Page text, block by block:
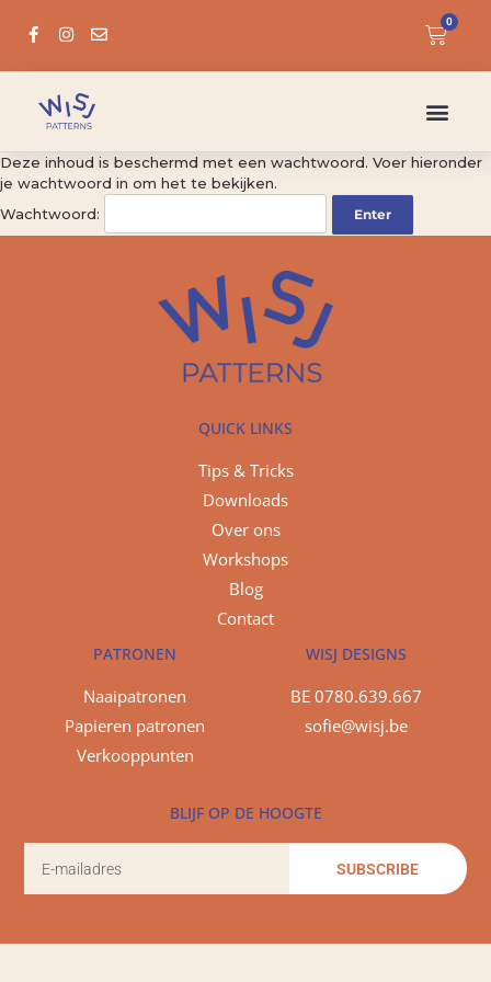
0
Deze inhoud is beschermd met een wachtwoord. Voer hieronder
je wachtwoord in om het te bekijken.
Wachtwoord:
QUICK LINKS
Tips & Tricks
Downloads
Over ons
Workshops
Blog
Contact
PATRONEN
Naaipatronen
Papieren patronen
Verkooppunten
WISJ DESIGNS
BE 0780.639.667
sofie@wisj.be
BLIJF OP DE HOOGTE
SUBSCRIBE